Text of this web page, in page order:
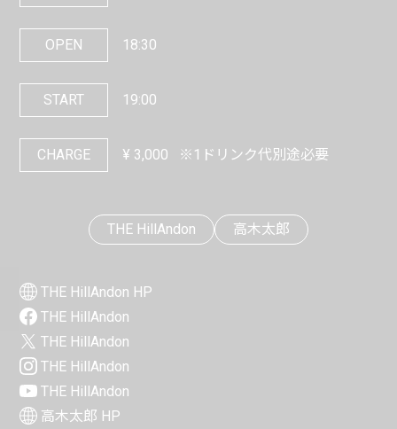
OPEN 18:30
START 19:00
CHARGE ¥ 3,000 ※1ドリンク代別途必要
THE HillAndon 高木太郎
THE HillAndon HP
THE HillAndon
THE HillAndon
THE HillAndon
THE HillAndon
高木太郎 HP